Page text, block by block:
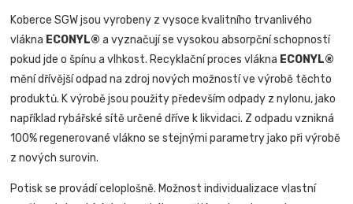
Koberce SGW jsou vyrobeny z vysoce kvalitního trvanlivého
vlákna ECONYL® a vyznačují se vysokou absorpční schopností
pokud jde o špínu a vlhkost. Recyklační proces vlákna ECONYL®
mění dřívější odpad na zdroj nových možností ve výrobě těchto
produktů. K výrobě jsou použity především odpady z nylonu, jako
například rybářské sítě určené dříve k likvidaci. Z odpadu vznikná
100% regenerované vlákno se stejnými parametry jako při výrobě
z nových surovin.
Potisk se provádí celoplošně. Možnost individualizace vlastní